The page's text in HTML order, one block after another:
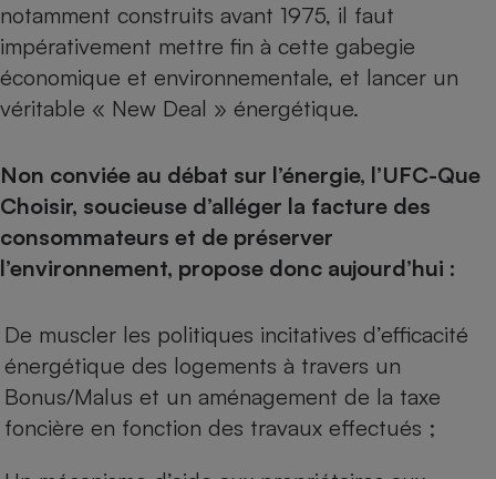
notamment construits avant 1975, il faut
impérativement mettre fin à cette gabegie
économique et environnementale, et lancer un
véritable « New Deal » énergétique.
Non conviée au débat sur l’énergie, l’UFC-Que
Choisir, soucieuse d’alléger la facture des
consommateurs et de préserver
l’environnement, propose donc aujourd’hui :
De muscler les politiques incitatives d’efficacité
énergétique des logements à travers un
Bonus/Malus et un aménagement de la taxe
foncière en fonction des travaux effectués ;